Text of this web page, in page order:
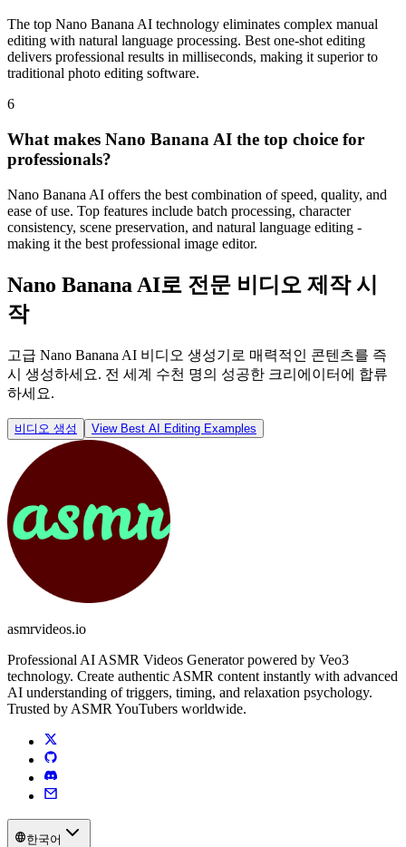
The top Nano Banana AI technology eliminates complex manual
editing with natural language processing. Best one-shot editing
delivers professional results in milliseconds, making it superior to
traditional photo editing software.
6
What makes Nano Banana AI the top choice for
professionals?
Nano Banana AI offers the best combination of speed, quality, and
ease of use. Top features include batch processing, character
consistency, scene preservation, and natural language editing -
making it the best professional image editor.
Nano Banana AI로 전문 비디오 제작 시
작
고급 Nano Banana AI 비디오 생성기로 매력적인 콘텐츠를 즉
시 생성하세요. 전 세계 수천 명의 성공한 크리에이터에 합류
하세요.
비디오 생성 View Best AI Editing Examples
asmrvideos.io
Professional AI ASMR Videos Generator powered by Veo3
technology. Create authentic ASMR content instantly with advanced
AI understanding of triggers, timing, and relaxation psychology.
Trusted by ASMR YouTubers worldwide.
한국어